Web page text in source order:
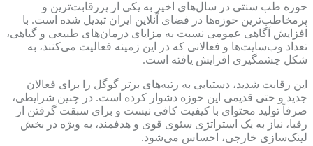
حوزه طب سنتی در سال‌های اخیر به یکی از پررقابت‌ترین و
پرمخاطب‌ترین حوزه‌ها در فضای آنلاین ایران تبدیل شده است. با
افزایش آگاهی عمومی نسبت به مزایای درمان‌های طبیعی و گیاهی،
تعداد وب‌سایت‌ها و فعالانی که در این زمینه فعالیت می‌کنند، به
شکل چشمگیری افزایش یافته است.
این رقابت شدید، دستیابی به رتبه‌های برتر گوگل را برای فعالان
جدید و حتی قدیمی این حوزه دشوار کرده است. در چنین شرایطی،
صرفاً تولید محتوای با کیفیت کافی نیست و برای سبقت گرفتن از
رقبا، نیاز به یک استراتژی سئوی قوی و هدفمند، به ویژه در بخش
لینک‌سازی خارجی، احساس می‌شود.